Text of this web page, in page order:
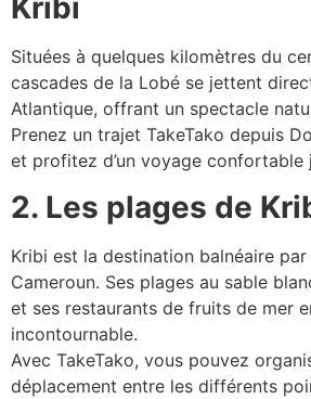
Kribi
Situées à quelques kilomètres du
cascades de la Lobé se jettent
Atlantique, offrant un spectacle
Prenez un trajet TakeTako depuis
et profitez d’un voyage confortable
2. Les plages de
Kribi est la destination balnéaire
Cameroun. Ses plages au sable
et ses restaurants de fruits de mer
incontournable.
Avec TakeTako, vous pouvez
déplacement entre les différents